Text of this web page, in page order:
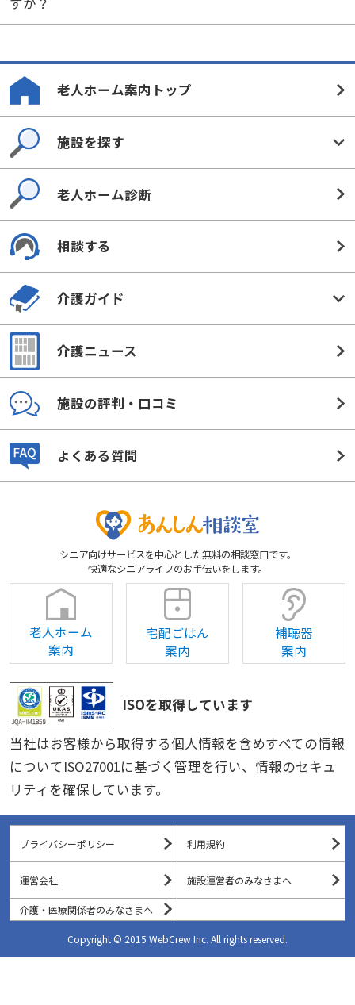
施設を探す
老人ホーム診断
相談する
介護ガイド
介護ニュース
施設の評判・口コミ
よくある質問
シニア向けサービスを中心とした無料の相談窓口です。
快適なシニアライフのお手伝いをします。
老人ホーム
案内
宅配ごはん
案内
補聴器
案内
ISOを取得しています
当社はお客様から取得する個人情報を含めすべての情報
についてISO27001に基づく管理を行い、情報のセキュ
リティを確保しています。
運営会社 施設運営者のみなさまへ
Copyright © 2015 WebCrew Inc. All rights reserved.